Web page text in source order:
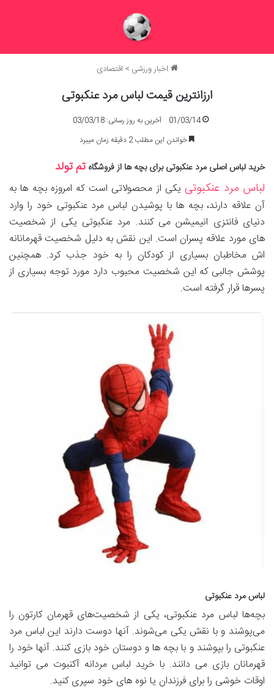
اخبار ورزشی > اقتصادی
ارزانترین قیمت لباس مرد عنکبوتی
01/03/14
آخرین به روز رسانی: 03/03/18
خواندن این مطلب 2 دقیقه زمان میبرد
خرید لباس اصلی مرد عنکبوتی برای بچه ها از فروشگاه تم تولد
لباس مرد عنکبوتییکی از محصولاتی است که امروزه بچه ها به
آن علاقه دارند، بچه ها با پوشیدن لباس مرد عنکبوتی خود را وارد
دنیای فانتزی انیمیشن می کنند. مرد عنکبوتی یکی از شخصیت
های مورد علاقه پسران است. این نقش به دلیل شخصیت قهرمانانه
اش مخاطبان بسیاری از کودکان را به خود جذب کرد. همچنین
پوشش جالبی که این شخصیت محبوب دارد مورد توجه بسیاری از
پسرها قرار گرفته است.
لباس مرد عنکبوتی
بچه‌ها لباس مرد عنکبوتی، یکی از شخصیت‌های قهرمان کارتون را
می‌پوشند و با نقش یکی می‌شوند. آنها دوست دارند این لباس مرد
عنکبوتی را بپوشند و با بچه ها و دوستان خود بازی کنند. آنها خود را
قهرمانان بازی می دانند. با خرید لباس مردانه آکنبوت می توانید
اوقات خوشی را برای فرزندان یا نوه های خود سپری کنید.